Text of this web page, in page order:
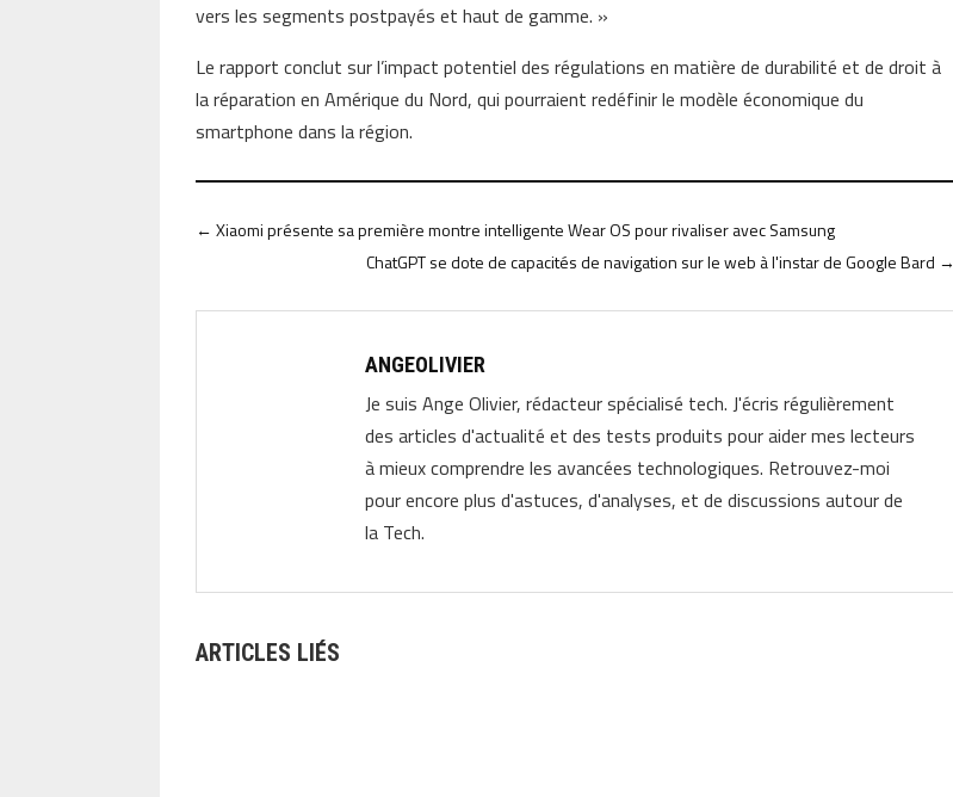
vers les segments postpayés et haut de gamme. »
Le rapport conclut sur l’impact potentiel des régulations en matière de durabilité et de droit à
la réparation en Amérique du Nord, qui pourraient redéfinir le modèle économique du
smartphone dans la région.
←Xiaomi présente sa première montre intelligente Wear OS pour rivaliser avec Samsung
ChatGPT se dote de capacités de navigation sur le web à l'instar de Google Bard →
ANGEOLIVIER
Je suis Ange Olivier, rédacteur spécialisé tech. J'écris régulièrement
des articles d'actualité et des tests produits pour aider mes lecteurs
à mieux comprendre les avancées technologiques. Retrouvez-moi
pour encore plus d'astuces, d'analyses, et de discussions autour de
la Tech.
ARTICLES LIÉS